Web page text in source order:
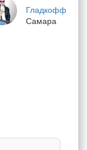
Гладкофф
Самара